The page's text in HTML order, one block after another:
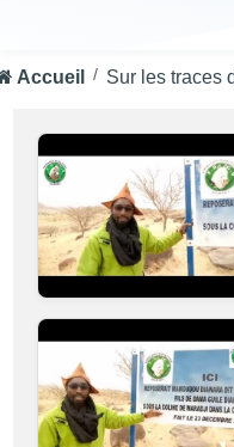
Accueil Sur les traces